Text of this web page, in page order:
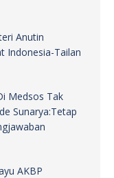
Anutin
Indonesia-Tailan
Medsos Tak
Sunarya:Tetap
AKBP